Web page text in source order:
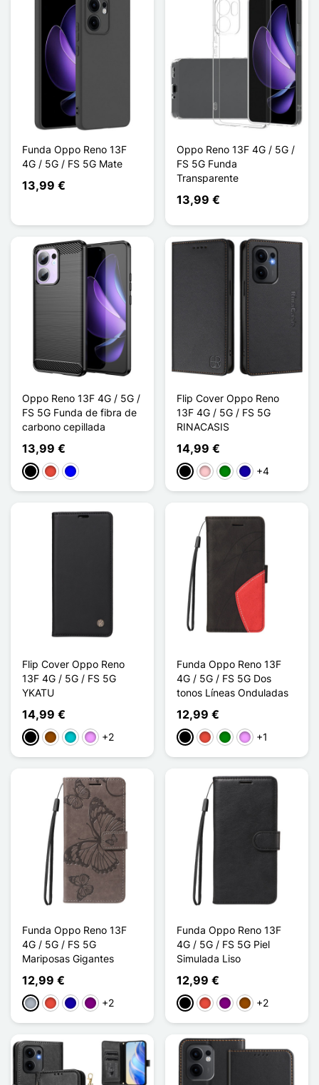
Funda Oppo Reno 13F
4G / 5G / FS 5G Mate
13,99 €
Oppo Reno 13F 4G / 5G /
FS 5G Funda
Transparente
13,99 €
Oppo Reno 13F 4G / 5G /
FS 5G Funda de fibra de
carbono cepillada
13,99 €
NegroRojoAzul
Flip Cover Oppo Reno
13F 4G / 5G / FS 5G
RINACASIS
14,99 €
NegroRosaVerdeAzul oscuro
+4
Flip Cover Oppo Reno
13F 4G / 5G / FS 5G
YKATU
14,99 €
NegroMarrónTurquesaMorado claro
+2
Funda Oppo Reno 13F
4G / 5G / FS 5G Dos
tonos Líneas Onduladas
12,99 €
NegroRojoVerdeMorado claro
+1
Funda Oppo Reno 13F
4G / 5G / FS 5G
Mariposas Gigantes
12,99 €
Gris RojoAzul oscuro
Púrpura
+2
Funda Oppo Reno 13F
4G / 5G / FS 5G Piel
Simulada Liso
12,99 €
NegroRojoPúrpuraMarrón
+2